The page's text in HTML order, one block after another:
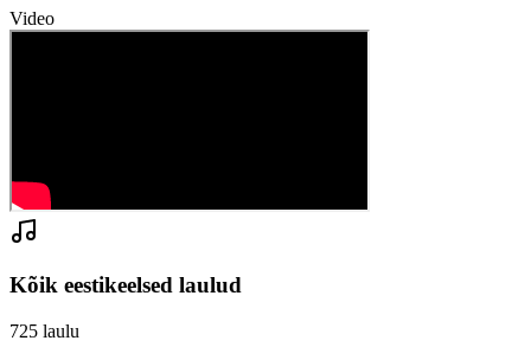
Video
Kõik eestikeelsed laulud
725 laulu